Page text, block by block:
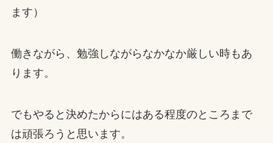
ます）
働きながら、勉強しながらなかなか厳しい時もあ
ります。
でもやると決めたからにはある程度のところまで
は頑張ろうと思います。